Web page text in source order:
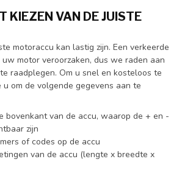
KIEZEN VAN DE JUISTE
motoraccu kan lastig zijn. Een verkeerde
motor veroorzaken, dus we raden aan
raadplegen. Om u snel en kosteloos te
om de volgende gegevens aan te
bovenkant van de accu, waarop de + en -
zijn
of codes op de accu
van de accu (lengte x breedte x